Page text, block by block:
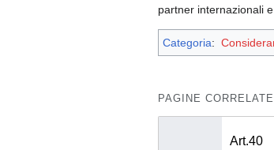
partner internazionali
Categoria:
PAGINE CORRELATE
Art.40